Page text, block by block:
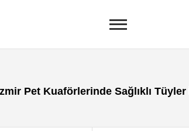
Pet Kuaförlerinde Sağlıklı